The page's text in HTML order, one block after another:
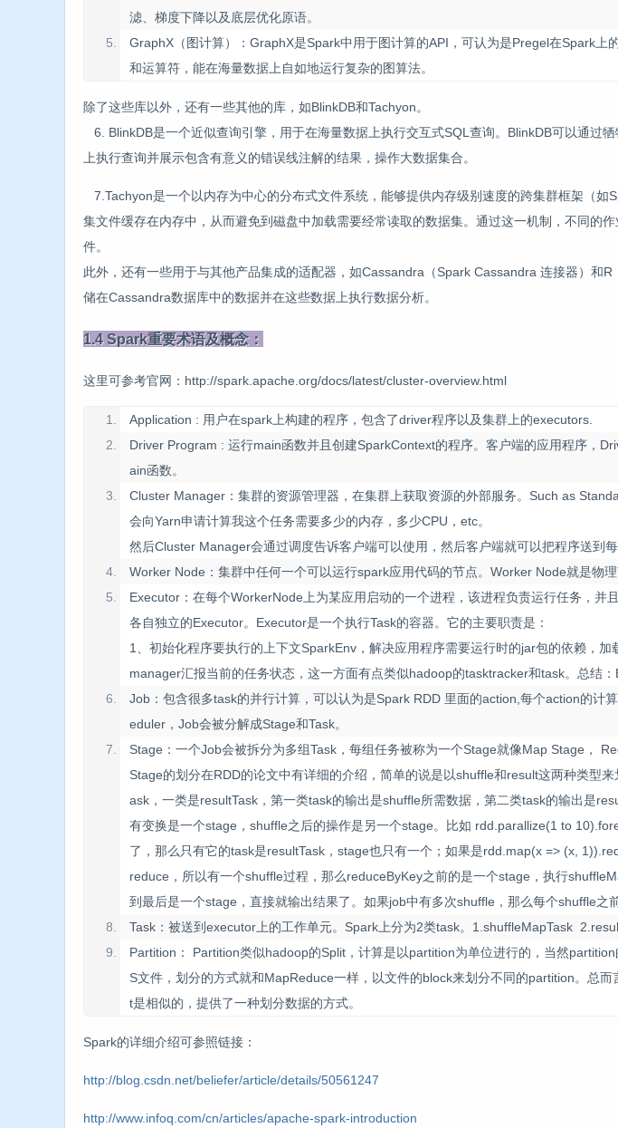
滤、梯度下降以及底层优化原语。
GraphX（图计算）：GraphX是Spark中用于图计算的API，可认为是Pregel在Spark上
和运算符，能在海量数据上自如地运行复杂的图算法。
除了这些库以外，还有一些其他的库，如BlinkDB和Tachyon。
6. BlinkDB是一个近似查询引擎，用于在海量数据上执行交互式SQL查询。BlinkDB可以通过
上执行查询并展示包含有意义的错误线注解的结果，操作大数据集合。
7.Tachyon是一个以内存为中心的分布式文件系统，能够提供内存级别速度的跨集群框架（如
集文件缓存在内存中，从而避免到磁盘中加载需要经常读取的数据集。通过这一机制，不同的
件。
此外，还有一些用于与其他产品集成的适配器，如Cassandra（Spark Cassandra 连接器）和
储在Cassandra数据库中的数据并在这些数据上执行数据分析。
1.4 Spark重要术语及概念：
这里可参考官网：http://spark.apache.org/docs/latest/cluster-overview.html
Application : 用户在spark上构建的程序，包含了driver程序以及集群上的executors.
Driver Program : 运行main函数并且创建SparkContext的程序。客户端的应用程序，
ain函数。
Cluster Manager：集群的资源管理器，在集群上获取资源的外部服务。Such as
会向Yarn申请计算我这个任务需要多少的内存，多少CPU，etc。
然后Cluster Manager会通过调度告诉客户端可以使用，然后客户端就可以把程序送到
Worker Node：集群中任何一个可以运行spark应用代码的节点。Worker Node就是物
Executor：在每个WorkerNode上为某应用启动的一个进程，该进程负责运行任务，并
各自独立的Executor。Executor是一个执行Task的容器。它的主要职责是：
1、初始化程序要执行的上下文SparkEnv，解决应用程序需要运行时的jar包的依赖，
manager汇报当前的任务状态，这一方面有点类似hadoop的tasktracker和task。总结
Job：包含很多task的并行计算，可以认为是Spark RDD 里面的action,每个action的计
eduler，Job会被分解成Stage和Task。
Stage：一个Job会被拆分为多组Task，每组任务被称为一个Stage就像Map Stage，
Stage的划分在RDD的论文中有详细的介绍，简单的说是以shuffle和result这两种类型
ask，一类是resultTask，第一类task的输出是shuffle所需数据，第二类task的输出是
有变换是一个stage，shuffle之后的操作是另一个stage。比如 rdd.parallize(1 to
了，那么只有它的task是resultTask，stage也只有一个；如果是rdd.map(x => (x,
reduce，所以有一个shuffle过程，那么reduceByKey之前的是一个stage，执行
到最后是一个stage，直接就输出结果了。如果job中有多次shuffle，那么每个shuffle之
Task：被送到executor上的工作单元。Spark上分为2类task。1.shuffleMapTask
Partition： Partition类似hadoop的Split，计算是以partition为单位进行的，当然
S文件，划分的方式就和MapReduce一样，以文件的block来划分不同的partition。总
t是相似的，提供了一种划分数据的方式。
Spark的详细介绍可参照链接：
http://blog.csdn.net/beliefer/article/details/50561247
http://www.infoq.com/cn/articles/apache-spark-introduction